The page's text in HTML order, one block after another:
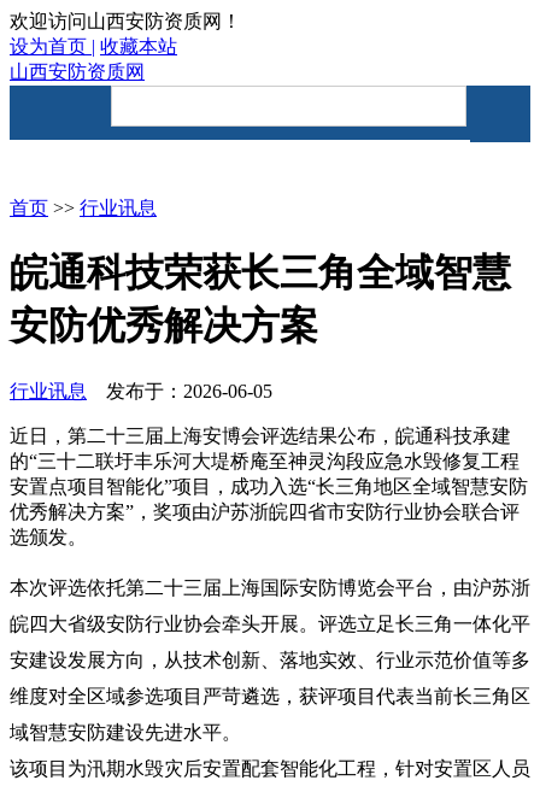
欢迎访问山西安防资质网！
设为首页 | 收藏本站
山西安防资质网
首页 >> 行业讯息
皖通科技荣获长三角全域智慧
安防优秀解决方案
行业讯息 发布于：2026-06-05
近日，第二十三届上海安博会评选结果公布，皖通科技承建
的“三十二联圩丰乐河大堤桥庵至神灵沟段应急水毁修复工程
安置点项目智能化”项目 ，成功入选“长三角地区全域智慧安防
优秀解决方案”，奖项由沪苏浙皖四省市安防行业协会联合评
选颁发。
本次评选依托第二十三届上海国际安防博览会平台，由沪苏浙
皖四大省级安防行业协会牵头开展。评选立足长三角一体化平
安建设发展方向，从技术创新、落地实效、行业示范价值等多
维度对全区域参选项目严苛遴选， 获评项目 代表当前长三角区
域智慧安防建设先进水平。
该项目为汛期水毁灾后安置配套智能化工程，针对安置区人员